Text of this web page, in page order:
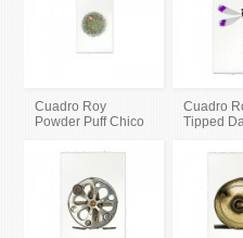
Cuadro Roy
Powder Puff Chico
Cuadro
Tipped